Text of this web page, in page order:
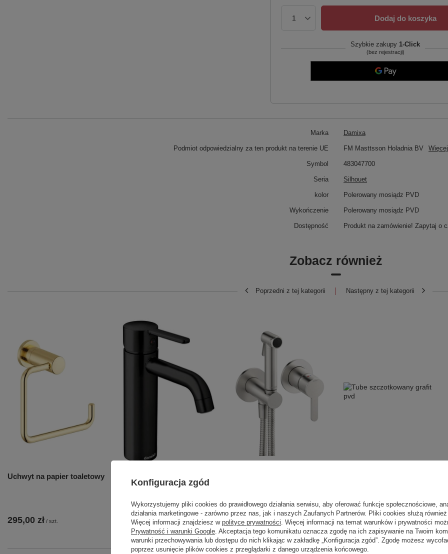
Dodaj do koszyka
Szybkie zakupy 1-Click
(bez rejestracji)
Marka Damixa
Podmiot odpowiedzialny za ten produkt na terenie UE FM Masttsson Holadnia BV Więcej
Symbol 483047700
Seria Silhouet
kolor Polerowany mosiądz PVD
Wykończenie Polerowany mosiądz PVD
Dostępność Produkt na zamówienie! Zapytaj o
Zobacz również
Poprzedni z tej kategorii
Uchwyt na papier toaletowy
295,00 zł / szt.
Średnia matowa czerń
1 708,00 zł / szt. 1 500,00 zł / szt. 889,00 zł / szt.
Następny z tej kategorii
Konfiguracja zgód
Wykorzystujemy pliki cookies do prawidłowego działania serwisu, aby oferować funkcje społecznościowe,
działania marketingowe - zarówno przez nas, jak i naszych Zaufanych Partnerów. Pliki cookies służą
Więcej informacji znajdziesz w polityce prywatności . Więcej informacji na temat warunków i prywatności
Prywatność i warunki Google . Akceptacja tego komunikatu oznacza zgodę na ich zapisywanie na Twoim
warunki przechowywania lub dostępu do nich klikając w zakładkę „Konfiguracja zgód”. Zgodę możesz
poprzez usunięcie plików cookies z przeglądarki z danego urządzenia końcowego.